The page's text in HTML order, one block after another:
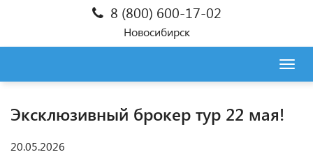
8 (800) 600-17-02
Новосибирск
Эксклюзивный брокер тур 22 мая!
20.05.2026